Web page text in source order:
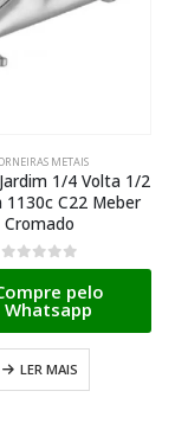
METAIS
1/4 Volta 1/2
1130c C22 Meber
Cromado
0de 5
pelo
Whatsapp
LER MAIS